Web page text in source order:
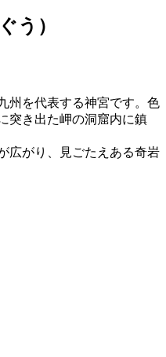
う）
州を代表する神宮です。色
突き出た岬の洞窟内に鎮
広がり、見ごたえある奇岩